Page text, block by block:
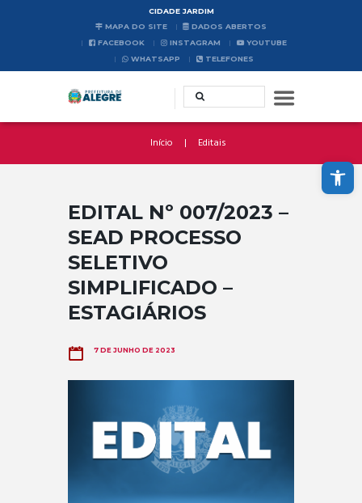
Abrir a barra de ferramentas
CIDADE JARDIM
MAPA DO SITE
DADOS ABERTOS
FACEBOOK
INSTAGRAM
YOUTUBE
WHATSAPP
TELEFONES
Início Editais
EDITAL Nº 007/2023 –
SEAD PROCESSO
SELETIVO
SIMPLIFICADO –
ESTAGIÁRIOS
7 DE JUNHO DE 2023